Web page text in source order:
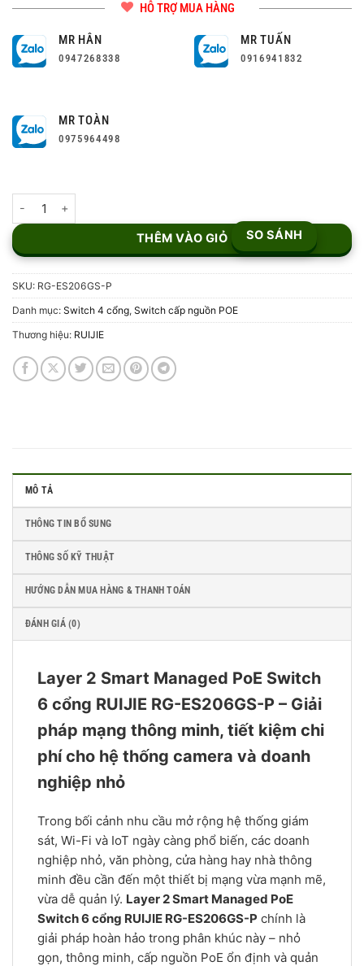
HỖ TRỢ MUA HÀNG
MR HÂN
0947268338
MR TUẤN
0916941832
MR TOÀN
0975964498
THÊM VÀO GIỎ SO SÁNH
SKU: RG-ES206GS-P
Danh mục: Switch 4 cổng, Switch cấp nguồn POE
Thương hiệu: RUIJIE
MÔ TẢ
THÔNG TIN BỔ SUNG
THÔNG SỐ KỸ THUẬT
HƯỚNG DẪN MUA HÀNG & THANH TOÁN
ĐÁNH GIÁ (0)
Layer 2 Smart Managed PoE Switch
6 cổng RUIJIE RG-ES206GS-P – Giải
pháp mạng thông minh, tiết kiệm chi
phí cho hệ thống camera và doanh
nghiệp nhỏ
Trong bối cảnh nhu cầu mở rộng hệ thống giám
sát, Wi-Fi và IoT ngày càng phổ biến, các doanh
nghiệp nhỏ, văn phòng, cửa hàng hay nhà thông
minh đều cần đến một thiết bị mạng vừa mạnh mẽ,
vừa dễ quản lý. Layer 2 Smart Managed PoE
Switch 6 cổng RUIJIE RG-ES206GS-P chính là
giải pháp hoàn hảo trong phân khúc này – nhỏ
gọn, thông minh, cấp nguồn PoE ổn định và quản